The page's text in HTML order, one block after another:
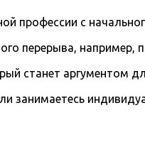
профессии с
перерыва, например,
станет аргументом
занимаетесь